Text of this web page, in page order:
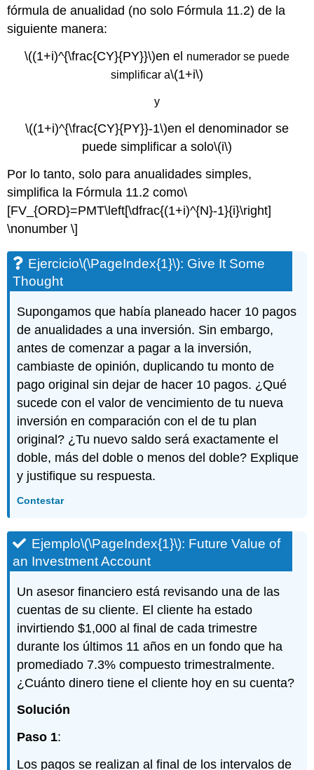
fórmula de anualidad (no solo Fórmula 11.2) de la
siguiente manera:
\((1+i)^{\frac{CY}{PY}}\)en el numerador se puede
simplificar a\(1+i\)
y
\((1+i)^{\frac{CY}{PY}}-1\)en el denominador se
puede simplificar a solo\(i\)
Por lo tanto, solo para anualidades simples,
simplifica la Fórmula 11.2 como\
[FV_{ORD}=PMT\left[\dfrac{(1+i)^{N}-1}{i}\right]
\nonumber \]
Ejercicio\(\PageIndex{1}\): Give It Some
Thought
Supongamos que había planeado hacer 10 pagos
de anualidades a una inversión. Sin embargo,
antes de comenzar a pagar a la inversión,
cambiaste de opinión, duplicando tu monto de
pago original sin dejar de hacer 10 pagos. ¿Qué
sucede con el valor de vencimiento de tu nueva
inversión en comparación con el de tu plan
original? ¿Tu nuevo saldo será exactamente el
doble, más del doble o menos del doble? Explique
y justifique su respuesta.
Contestar
Ejemplo\(\PageIndex{1}\): Future Value of
an Investment Account
Un asesor financiero está revisando una de las
cuentas de su cliente. El cliente ha estado
invirtiendo $1,000 al final de cada trimestre
durante los últimos 11 años en un fondo que ha
promediado 7.3% compuesto trimestralmente.
¿Cuánto dinero tiene el cliente hoy en su cuenta?
Solución
Paso 1:
Los pagos se realizan al final de los intervalos de